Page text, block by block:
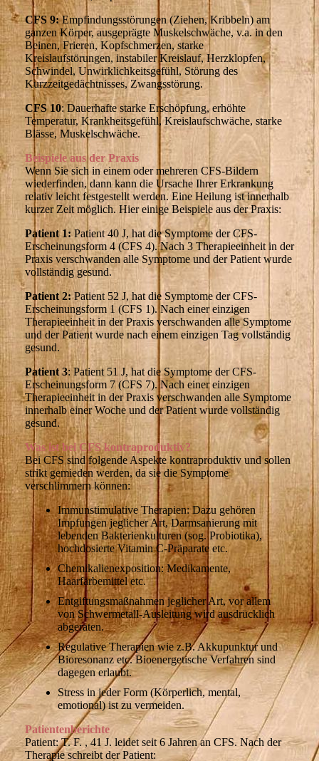
CFS 9:Empfindungsstörungen (Ziehen, Kribbeln) am
ganzen Körper, ausgeprägte Muskelschwäche, v.a. in den
Beinen, Frieren, Kopfschmerzen, starke
Kreislaufstörungen, instabiler Kreislauf, Herzklopfen,
Schwindel, Unwirklichkeitsgefühl, Störung des
Kurzzeitgedächtnisses, Zwangsstörung.
CFS 10: Dauerhafte starke Erschöpfung, erhöhte
Temperatur, Krankheitsgefühl, Kreislaufschwäche, starke
Blässe, Muskelschwäche.
Beispiele aus der Praxis
Wenn Sie sich in einem oder mehreren CFS-Bildern
wiederfinden, dann kann die Ursache Ihrer Erkrankung
relativ leicht festgestellt werden. Eine Heilung ist innerhalb
kurzer Zeit möglich. Hier einige Beispiele aus der Praxis:
Patient 1:Patient 40 J, hat die Symptome der CFS-
Erscheinungsform 4 (CFS 4). Nach 3 Therapieeinheit in der
Praxis verschwanden alle Symptome und der Patient wurde
vollständig gesund.
Patient 2:Patient 52 J, hat die Symptome der CFS-
Erscheinungsform 1 (CFS 1). Nach einer einzigen
Therapieeinheit in der Praxis verschwanden alle Symptome
und der Patient wurde nach einem einzigen Tag vollständig
gesund.
Patient 3: Patient 51 J, hat die Symptome der CFS-
Erscheinungsform 7 (CFS 7). Nach einer einzigen
Therapieeinheit in der Praxis verschwanden alle Symptome
innerhalb einer Woche und der Patient wurde vollständig
gesund.
Was ist bei CFS kontraproduktiv?
Bei CFS sind folgende Aspekte kontraproduktiv und sollen
strikt gemieden werden, da sie die Symptome
verschlimmern können:
Immunstimulative Therapien: Dazu gehören
Impfungen jeglicher Art, Darmsanierung mit
lebenden Bakterienkulturen (sog. Probiotika),
hochdosierte Vitamin C-Präparate etc.
Chemikalienexposition: Medikamente,
Haarfärbemittel etc.
Entgiftungsmaßnahmen jeglicher Art, vor allem
von Schwermetall-Ausleitung wird ausdrücklich
abgeraten.
Regulative Therapien wie z.B. Akkupunktur und
Bioresonanz etc. Bioenergetische Verfahren sind
dagegen erlaubt.
Stress in jeder Form (Körperlich, mental,
emotional) ist zu vermeiden.
Patientenberichte
Patient: T. F. , 41 J. leidet seit 6 Jahren an CFS. Nach der
Therapie schreibt der Patient: